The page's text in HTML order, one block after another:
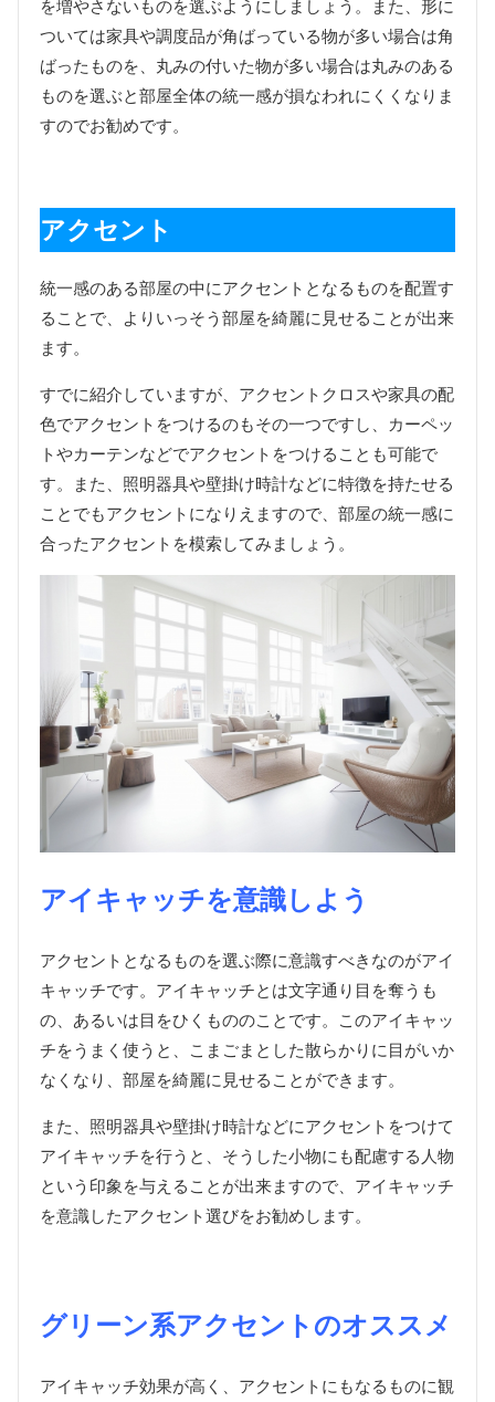
を増やさないものを選ぶようにしましょう。また、形に
ついては家具や調度品が角ばっている物が多い場合は角
ばったものを、丸みの付いた物が多い場合は丸みのある
ものを選ぶと部屋全体の統一感が損なわれにくくなりま
すのでお勧めです。
アクセント
統一感のある部屋の中にアクセントとなるものを配置す
ることで、よりいっそう部屋を綺麗に見せることが出来
ます。
すでに紹介していますが、アクセントクロスや家具の配
色でアクセントをつけるのもその一つですし、カーペッ
トやカーテンなどでアクセントをつけることも可能で
す。また、照明器具や壁掛け時計などに特徴を持たせる
ことでもアクセントになりえますので、部屋の統一感に
合ったアクセントを模索してみましょう。
アイキャッチを意識しよう
アクセントとなるものを選ぶ際に意識すべきなのがアイ
キャッチです。アイキャッチとは文字通り目を奪うも
の、あるいは目をひくもののことです。このアイキャッ
チをうまく使うと、こまごまとした散らかりに目がいか
なくなり、部屋を綺麗に見せることができます。
また、照明器具や壁掛け時計などにアクセントをつけて
アイキャッチを行うと、そうした小物にも配慮する人物
という印象を与えることが出来ますので、アイキャッチ
を意識したアクセント選びをお勧めします。
グリーン系アクセントのオススメ
アイキャッチ効果が高く、アクセントにもなるものに観